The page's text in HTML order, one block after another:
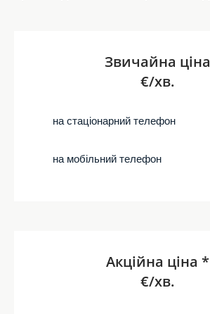
Звичайна ціна
€/хв.
на стаціонарний телефон
на мобільний телефон
Акційна ціна *
€/хв.